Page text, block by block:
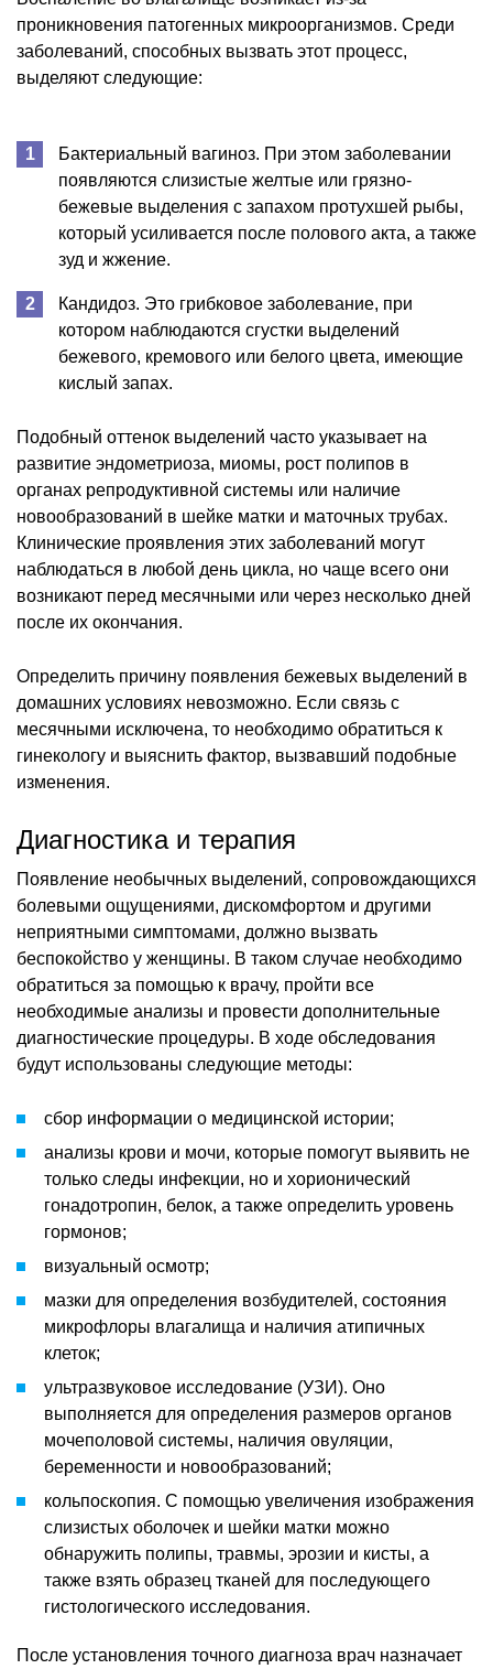
проникновения патогенных микроорганизмов. Среди
заболеваний, способных вызвать этот процесс,
выделяют следующие:
Бактериальный вагиноз. При этом заболевании
появляются слизистые желтые или грязно-
бежевые выделения с запахом протухшей рыбы,
который усиливается после полового акта, а также
зуд и жжение.
Кандидоз. Это грибковое заболевание, при
котором наблюдаются сгустки выделений
бежевого, кремового или белого цвета, имеющие
кислый запах.
Подобный оттенок выделений часто указывает на
развитие эндометриоза, миомы, рост полипов в
органах репродуктивной системы или наличие
новообразований в шейке матки и маточных трубах.
Клинические проявления этих заболеваний могут
наблюдаться в любой день цикла, но чаще всего они
возникают перед месячными или через несколько дней
после их окончания.
Определить причину появления бежевых выделений в
домашних условиях невозможно. Если связь с
месячными исключена, то необходимо обратиться к
гинекологу и выяснить фактор, вызвавший подобные
изменения.
Диагностика и терапия
Появление необычных выделений, сопровождающихся
болевыми ощущениями, дискомфортом и другими
неприятными симптомами, должно вызвать
беспокойство у женщины. В таком случае необходимо
обратиться за помощью к врачу, пройти все
необходимые анализы и провести дополнительные
диагностические процедуры. В ходе обследования
будут использованы следующие методы:
сбор информации о медицинской истории;
анализы крови и мочи, которые помогут выявить не
только следы инфекции, но и хорионический
гонадотропин, белок, а также определить уровень
гормонов;
визуальный осмотр;
мазки для определения возбудителей, состояния
микрофлоры влагалища и наличия атипичных
клеток;
ультразвуковое исследование (УЗИ). Оно
выполняется для определения размеров органов
мочеполовой системы, наличия овуляции,
беременности и новообразований;
кольпоскопия. С помощью увеличения изображения
слизистых оболочек и шейки матки можно
обнаружить полипы, травмы, эрозии и кисты, а
также взять образец тканей для последующего
гистологического исследования.
После установления точного диагноза врач назначает